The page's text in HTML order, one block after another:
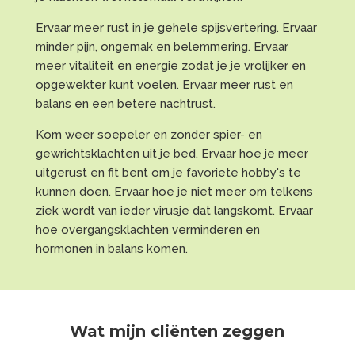
Ervaar meer rust in je gehele spijsvertering. Ervaar
minder pijn, ongemak en belemmering. Ervaar
meer vitaliteit en energie zodat je je vrolijker en
opgewekter kunt voelen. Ervaar meer rust en
balans en een betere nachtrust.
Kom weer soepeler en zonder spier- en
gewrichtsklachten uit je bed. Ervaar hoe je meer
uitgerust en fit bent om je favoriete hobby's te
kunnen doen. Ervaar hoe je niet meer om telkens
ziek wordt van ieder virusje dat langskomt. Ervaar
hoe overgangsklachten verminderen en
hormonen in balans komen.
Wat mijn cliënten zeggen